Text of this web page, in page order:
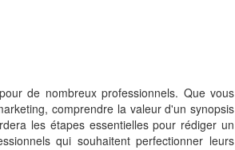
de nombreux professionnels. Que vous
comprendre la valeur d'un synopsis
les étapes essentielles pour rédiger un
qui souhaitent perfectionner leurs